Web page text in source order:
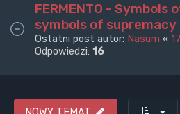
FERMENTO - Symbols
symbols of supremacy
Ostatni post autor: Nasum «
Odpowiedzi: 16